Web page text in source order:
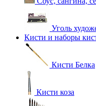
Уголь
Кисти и наборы
Кисти Белка
Кисти коза